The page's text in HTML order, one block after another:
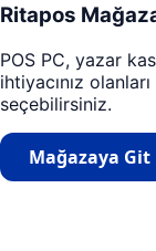
Ritapos
POS PC, yazar
ihtiyacınız
seçebilirsiniz.
Mağazaya Git